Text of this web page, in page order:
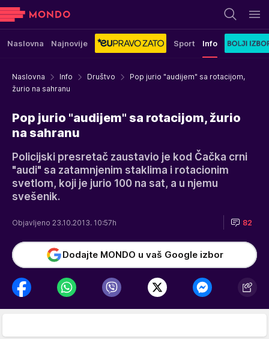
Naslovna Najnovije Sport Info
Naslovna Info Društvo
Pop jurio "audijem" sa rotacijom,
žurio na sahranu
Pop jurio "audijem" sa rotacijom, žurio
na sahranu
Policijski presretač zaustavio je kod Čačka crni
"audi" sa zatamnjenim staklima i rotacionim
svetlom, koji je jurio 100 na sat, a u njemu
svešenik.
Objavljeno 23.10.2013. 10:57h 82
Dodajte MONDO u vaš Google izbor